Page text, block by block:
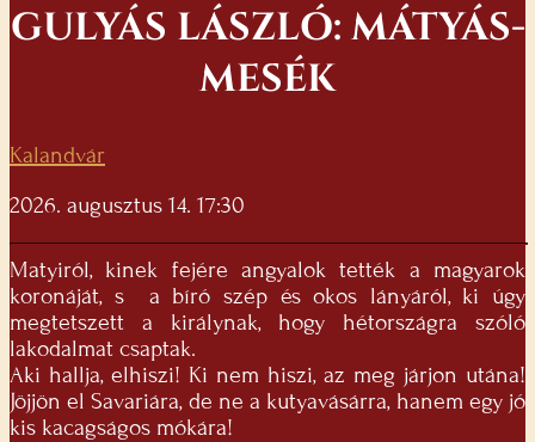
GULYÁS LÁSZLÓ: MÁTYÁS-
MESÉK
Kalandvár
2026. augusztus 14. 17:30
Matyiról, kinek fejére angyalok tették a magyarok
koronáját, s a bíró szép és okos lányáról, ki úgy
megtetszett a királynak, hogy hétországra szóló
lakodalmat csaptak.
Aki hallja, elhiszi! Ki nem hiszi, az meg járjon utána!
Jöjjön el Savariára, de ne a kutyavásárra, hanem egy jó
kis kacagságos mókára!